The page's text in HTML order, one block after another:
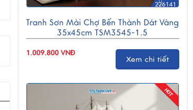
226141
Tranh Sơn Mài Chợ Bến Thành Dát Vàng
35x45cm TSM3545-1.5
1.009.800 VNĐ
Xem chi tiết